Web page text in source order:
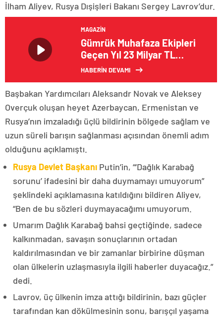
İlham Aliyev, Rusya Dışişleri Bakanı Sergey Lavrov’dur.
MAGAZIN
Gümrük Muhafaza Ekipleri
Geçen Yıl 23 Milyar TL
Değerinde Kaçak Ticari Eşya
HABERİN DEVAMI
Başbakan Yardımcıları Aleksandr Novak ve Aleksey
Overçuk oluşan heyet Azerbaycan, Ermenistan ve
Rusya’nın imzaladığı üçlü bildirinin bölgede sağlam ve
uzun süreli barışın sağlanması açısından önemli adım
olduğunu açıklamıştı.
Rusya Devlet Başkanı Putin’in, “‘Dağlık Karabağ
sorunu’ ifadesini bir daha duymamayı umuyorum”
şeklindeki açıklamasına katıldığını bildiren Aliyev,
“Ben de bu sözleri duymayacağımı umuyorum.
Umarım Dağlık Karabağ bahsi geçtiğinde, sadece
kalkınmadan, savaşın sonuçlarının ortadan
kaldırılmasından ve bir zamanlar birbirine düşman
olan ülkelerin uzlaşmasıyla ilgili haberler duyacağız.”
dedi.
Lavrov, üç ülkenin imza attığı bildirinin, bazı güçler
tarafından kan dökülmesinin sonu, barışçıl yaşama